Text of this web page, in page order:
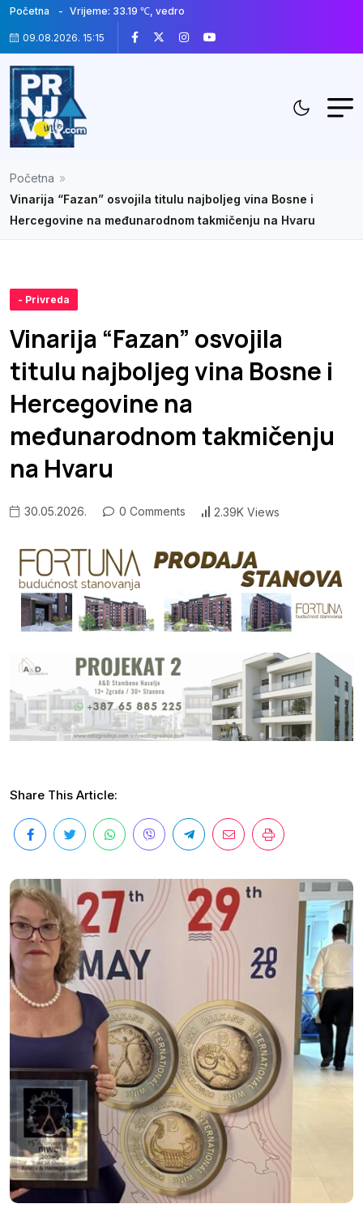
Početna Vrijeme: 33.19 ℃, vedro
09.08.2026. 15:15
Početna »
Vinarija “Fazan” osvojila titulu najboljeg vina Bosne i
Hercegovine na međunarodnom takmičenju na Hvaru
- Privreda
Vinarija “Fazan” osvojila
titulu najboljeg vina Bosne i
Hercegovine na
međunarodnom takmičenju
na Hvaru
30.05.2026. 0 Comments 2.39K Views
Share This Article: